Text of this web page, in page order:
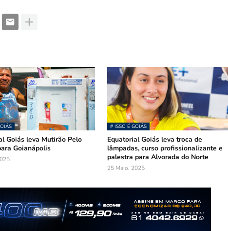
Goiás leva Mutirão Pelo
Goianápolis
# ISSO É GOIÁS
Equatorial Goiás leva troca de
lâmpadas, curso profissionalizante e
palestra para Alvorada do Norte
25 Maio, 2025